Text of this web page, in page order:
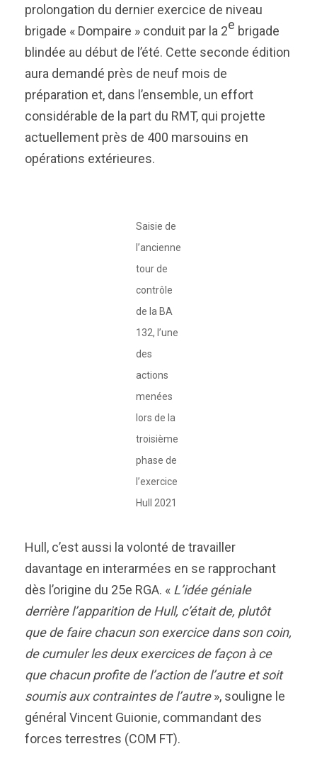
prolongation du dernier exercice de niveau
brigade « Dompaire » conduit par la 2e brigade
blindée au début de l’été. Cette seconde édition
aura demandé près de neuf mois de
préparation et, dans l’ensemble, un effort
considérable de la part du RMT, qui projette
actuellement près de 400 marsouins en
opérations extérieures.
Saisie de
l’ancienne
tour de
contrôle
de la BA
132, l’une
des
actions
menées
lors de la
troisième
phase de
l’exercice
Hull 2021
Hull, c’est aussi la volonté de travailler
davantage en interarmées en se rapprochant
dès l’origine du 25e RGA. « L’idée géniale
derrière l’apparition de Hull, c’était de, plutôt
que de faire chacun son exercice dans son coin,
de cumuler les deux exercices de façon à ce
que chacun profite de l’action de l’autre et soit
soumis aux contraintes de l’autre», souligne le
général Vincent Guionie, commandant des
forces terrestres (COM FT).